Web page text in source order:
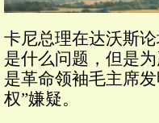
卡尼总理在达沃斯
是什么问题，但是
是革命领袖毛主席
权”嫌疑。